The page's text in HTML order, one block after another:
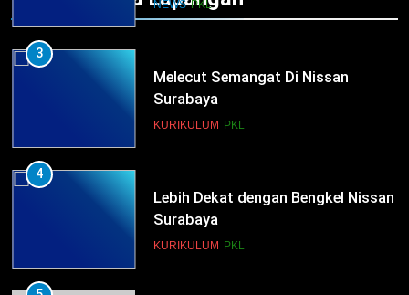
NEWS PKL
3
Melecut Semangat Di Nissan
Surabaya
KURIKULUM PKL
4
Lebih Dekat dengan Bengkel Nissan
Surabaya
KURIKULUM PKL